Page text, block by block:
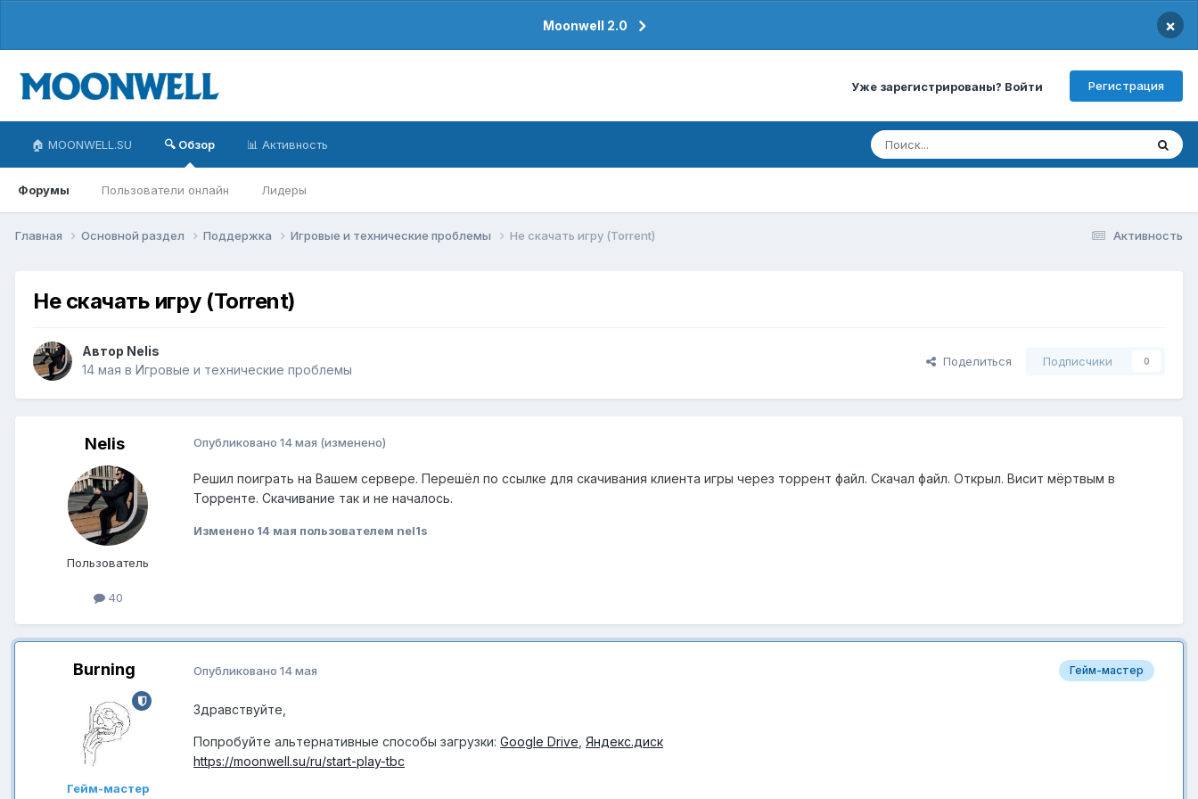
Moonwell 2.0 ×
Уже зарегистрированы? Войти Регистрация
🏠 MOONWELL.SU 🔍 Обзор
Форумы Пользователи онлайн Лидеры
📊 Активность
Активность
Главная Основной раздел Поддержка Игровые и технические проблемы Не скачать игру (Torrent)
Не скачать игру (Torrent)
Автор Nelis
14 мая в Игровые и технические проблемы
Поделиться Подписчики 0
Nelis
Пользователь
40
Опубликовано 14 мая (изменено)
Решил поиграть на Вашем сервере. Перешёл по ссылке для скачивания клиента игры через торрент файл. Скачал файл. Открыл. Висит мёртвым в
Торренте. Скачивание так и не началось.
Изменено 14 мая пользователем nel1s
Burning
Гейм-мастер
Гейм-мастер
Опубликовано 14 мая
Здравствуйте,
Попробуйте альтернативные способы загрузки: Google Drive Яндекс.диск
https://moonwell.su/ru/start-play-tbc